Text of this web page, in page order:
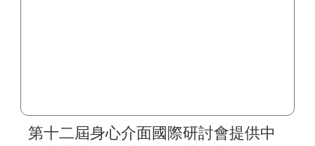
第十二屆身心介面國際研討會提供中